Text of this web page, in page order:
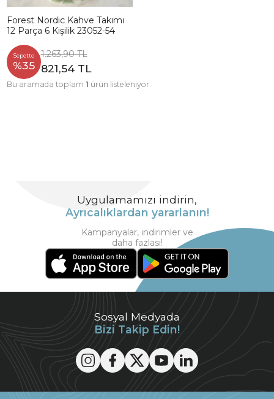
Forest Nordic Kahve Takımı
12 Parça 6 Kişilik 23052-54
Sepette
%35
1.263,90 TL
821,54 TL
Bu aramada toplam 1 ürün listeleniyor.
Sosyal Medyada
Bizi Takip Edin!
Uygulamamızı indirin,
Ayrıcalıklardan yararlanın!
Kampanyalar, indirimler ve
daha fazlası!